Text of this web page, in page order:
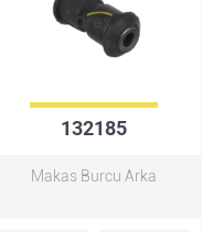
132185
Makas Burcu Arka